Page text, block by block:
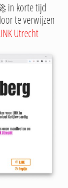
in korte tijd
te verwijzen
Utrecht